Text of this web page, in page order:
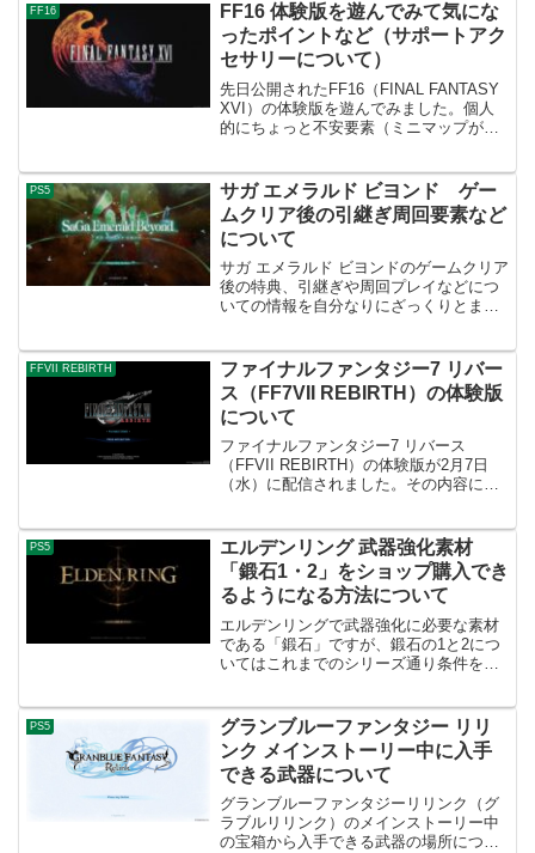
FF16
FF16 体験版を遊んでみて気にな
ったポイントなど（サポートアク
セサリーについて）
先日公開されたFF16（FINAL FANTASY
XVI）の体験版を遊んでみました。個人
的にちょっと不安要素（ミニマップが無
そうで製品版へ十分期待できる内容でし
た...
PS5
サガ エメラルド ビヨンド ゲー
ムクリア後の引継ぎ周回要素など
について
サガ エメラルド ビヨンドのゲームクリア
後の特典、引継ぎや周回プレイなどにつ
いての情報を自分なりにざっくりとまと
ア後に引継ぎや周回プレイなどが解放さ
れる各キャラクターの...
FFVII REBIRTH
ファイナルファンタジー7 リバー
ス（FF7VII REBIRTH）の体験版
について
ファイナルファンタジー7 リバース
（FFVII REBIRTH）の体験版が2月7日
（水）に配信されました。その内容につ
編）2月7日（水）に配信されたリバース
体験版では本編...
PS5
エルデンリング 武器強化素材
「鍛石1・2」をショップ購入でき
るようになる方法について
エルデンリングで武器強化に必要な素材
である「鍛石」ですが、鍛石の1と2につ
いてはこれまでのシリーズ通り条件を満
立ちそうだったのでそのショップ解放方
法について紹介してみよ...
PS5
グランブルーファンタジー リリ
ンク メインストーリー中に入手
できる武器について
グランブルーファンタジーリリンク（グ
ラブルリリンク）のメインストーリー中
の宝箱から入手できる武器の場所につい